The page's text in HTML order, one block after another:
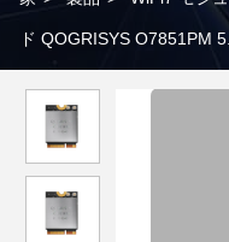
ド QOGRISYS O7851PM